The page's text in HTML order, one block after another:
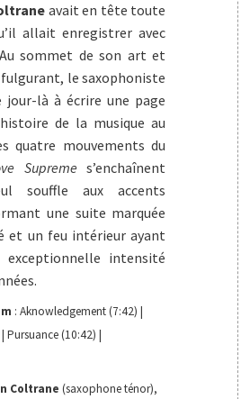
avait en tête toute
allait enregistrer avec
sommet de son art et
fulgurant, le saxophoniste
jour-là à écrire une page
de la musique au
quatre mouvements du
Supreme s’enchaînent
souffle aux accents
une suite marquée
et un feu intérieur ayant
exceptionnelle intensité
: Aknowledgement (7:42) |
Pursuance (10:42) |
Coltrane (saxophone ténor),